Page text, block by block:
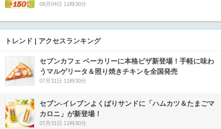
08月04日 11時30分
トレンド | アクセスランキング
セブンカフェ ベーカリーに本格ピザ新登場！手軽に味わ
うマルゲリータ＆照り焼きチキンを全国発売
07月31日 11時30分
セブン‐イレブンよくばりサンドに「ハムカツ＆たまごマ
カロニ」が新登場！
07月31日 11時30分